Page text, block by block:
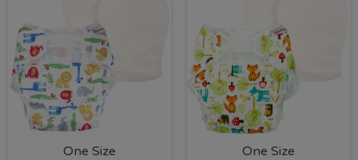
One Size
One Size